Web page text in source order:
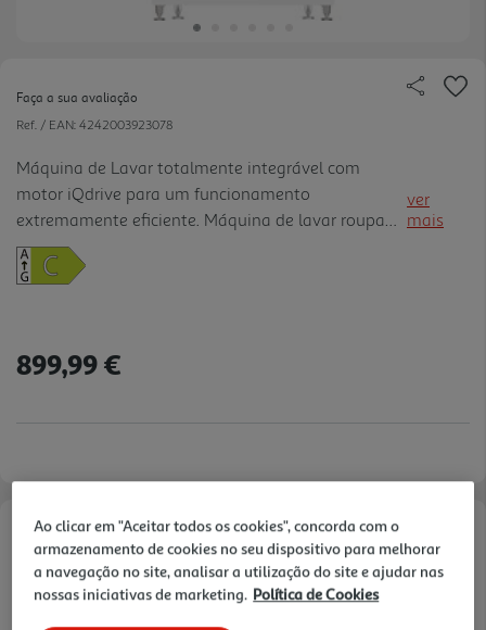
Faça a sua avaliação
Ref. / EAN: 4242003923078
Máquina de Lavar totalmente integrável com
motor iQdrive para um funcionamento
extremamente eficiente. Máquina de lavar roupa
totalmente integrável, com grande variedade de
funções e programas. Manuseamento muito fácil e
com 10 anos de garantia. waterPerfect Plus:
eficiente da água, com cargas pequenas. w
extremamente delicado.
ver
mais
899,99 €
Opções de Financiamento
Pague com o seu
Cartão Oney Auchan
Ao clicar em "Aceitar todos os cookies", concorda com o
armazenamento de cookies no seu dispositivo para melhorar
a navegação no site, analisar a utilização do site e ajudar nas
nossas iniciativas de marketing. Política de Cookies